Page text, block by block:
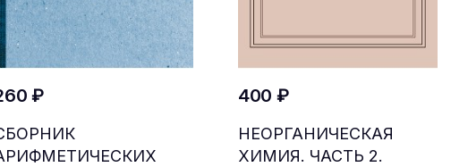
₽ 400 ₽
НЕОРГАНИЧЕСКАЯ
ХИМИЯ. ЧАСТЬ 2.